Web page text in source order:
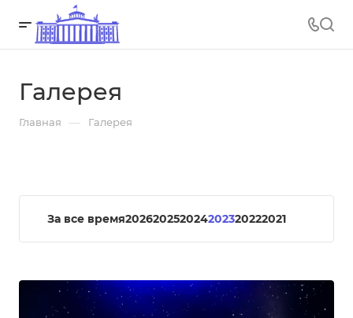
Галерея
Главная — Галерея
За все время202620252024202320222021